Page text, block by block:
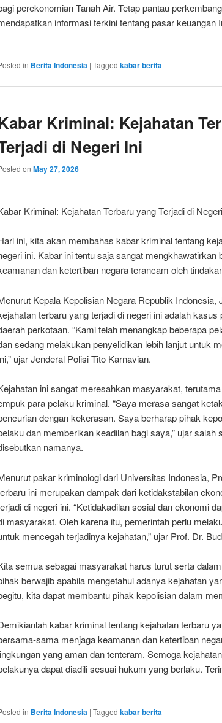
perekonomian Tanah Air. Tetap pantau
informasi terkini tentang pasar keuangan
in Berita Indonesia | Tagged kabar berita
Kriminal: Kejahatan
di Negeri Ini
on May 27, 2026
Kriminal: Kejahatan Terbaru yang Terjadi di
ini, kita akan membahas kabar kriminal tentang
ini. Kabar ini tentu saja sangat
dan ketertiban negara terancam oleh
Kepala Kepolisian Negara Republik Indonesia,
terbaru yang terjadi di negeri ini adalah
perkotaan. “Kami telah menangkap beberapa
sedang melakukan penyelidikan lebih lanjut untuk
ujar Jenderal Polisi Tito Karnavian.
ini sangat meresahkan masyarakat,
para pelaku kriminal. “Saya merasa sangat
dengan kekerasan. Saya berharap pihak
dan memberikan keadilan bagi saya,” ujar salah
namanya.
pakar kriminologi dari Universitas Indonesia,
ini merupakan dampak dari ketidakstabilan
di negeri ini. “Ketidakadilan sosial dan ekonomi
masyarakat. Oleh karena itu, pemerintah perlu
mencegah terjadinya kejahatan,” ujar Prof. Dr.
semua sebagai masyarakat harus turut serta
berwajib apabila mengetahui adanya kejahatan
kita dapat membantu pihak kepolisian dalam
kabar kriminal tentang kejahatan terbaru
sama menjaga keamanan dan ketertiban
yang aman dan tenteram. Semoga
dapat diadili sesuai hukum yang berlaku.
in Berita Indonesia | Tagged kabar berita